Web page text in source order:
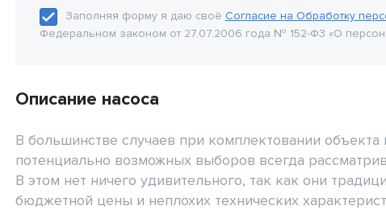
Заполняя форму я даю своё Согласие на Обработку
Федеральном законом от 27.07.2006 года № 152-Ф3 «О
Описание насоса
В большинстве случаев при комплектовании
потенциально возможных выборов всегда
В этом нет ничего удивительного, так как они
бюджетной цены и неплохих технических